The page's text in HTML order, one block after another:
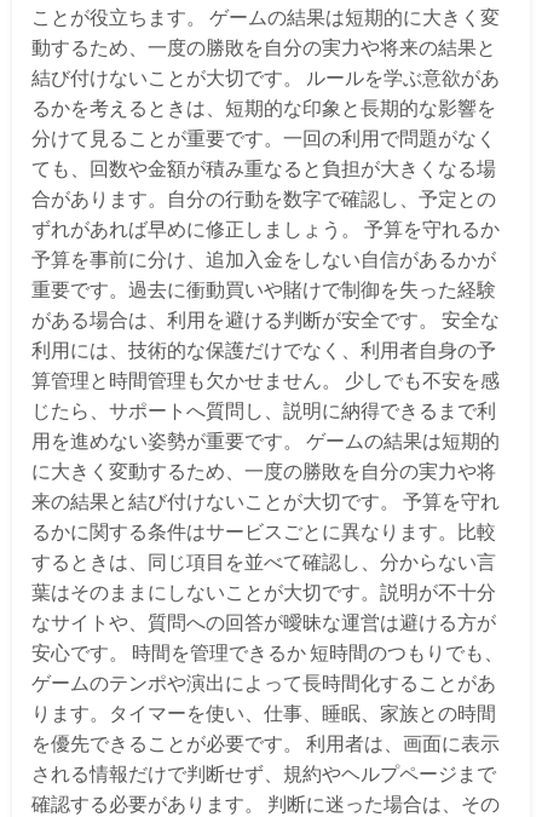
ことが役立ちます。 ゲームの結果は短期的に大きく変
動するため、一度の勝敗を自分の実力や将来の結果と
結び付けないことが大切です。 ルールを学ぶ意欲があ
るかを考えるときは、短期的な印象と長期的な影響を
分けて見ることが重要です。一回の利用で問題がなく
ても、回数や金額が積み重なると負担が大きくなる場
合があります。自分の行動を数字で確認し、予定との
ずれがあれば早めに修正しましょう。 予算を守れるか
予算を事前に分け、追加入金をしない自信があるかが
重要です。過去に衝動買いや賭けで制御を失った経験
がある場合は、利用を避ける判断が安全です。 安全な
利用には、技術的な保護だけでなく、利用者自身の予
算管理と時間管理も欠かせません。 少しでも不安を感
じたら、サポートへ質問し、説明に納得できるまで利
用を進めない姿勢が重要です。 ゲームの結果は短期的
に大きく変動するため、一度の勝敗を自分の実力や将
来の結果と結び付けないことが大切です。 予算を守れ
るかに関する条件はサービスごとに異なります。比較
するときは、同じ項目を並べて確認し、分からない言
葉はそのままにしないことが大切です。説明が不十分
なサイトや、質問への回答が曖昧な運営は避ける方が
安心です。 時間を管理できるか 短時間のつもりでも、
ゲームのテンポや演出によって長時間化することがあ
ります。タイマーを使い、仕事、睡眠、家族との時間
を優先できることが必要です。 利用者は、画面に表示
される情報だけで判断せず、規約やヘルプページまで
確認する必要があります。 判断に迷った場合は、その